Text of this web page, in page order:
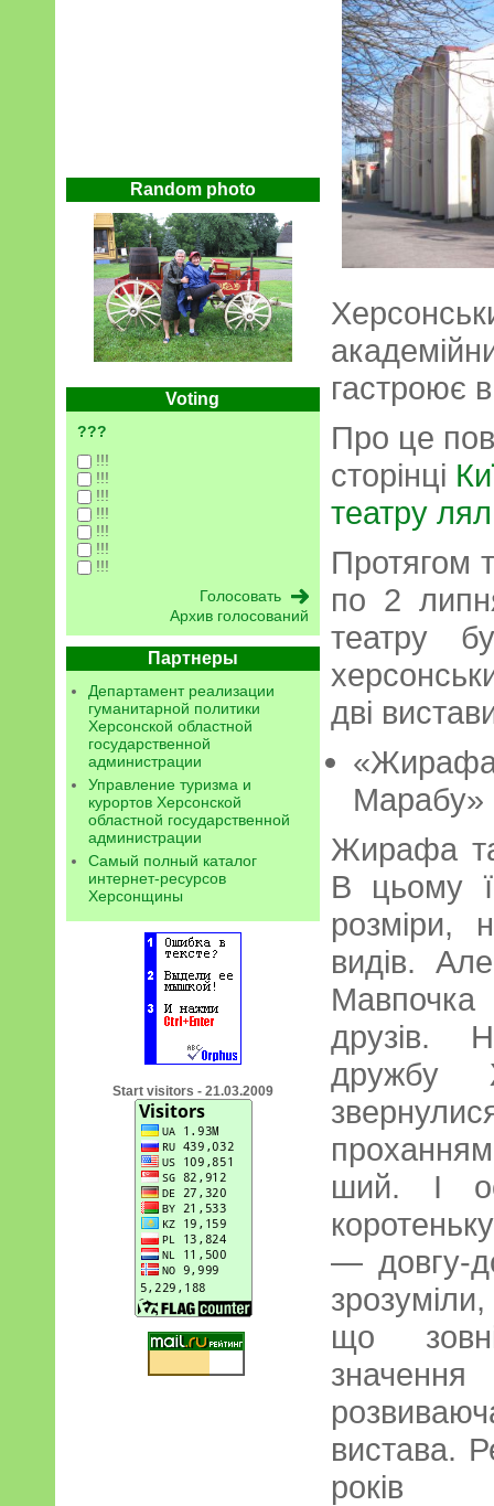
Random photo
Voting
???
!!!
!!!
!!!
!!!
!!!
!!!
!!!
Архив голосований
Партнеры
Департамент реализации
гуманитарной политики
Херсонской областной
государственной
администрации
Управление туризма и
курортов Херсонской
областной государственной
администрации
Самый полный каталог
интернет-ресурсов
Херсонщины
Start visitors - 21.03.2009
гастроює
Про це
сторінці
театру
Протягом
по 2
театру
дві
«Жирафа
Марабу»
Жирафа
В цьому
розміри,
видів.
друзів.
дружбу
ший. І
— довгу-
що
вистава.
років